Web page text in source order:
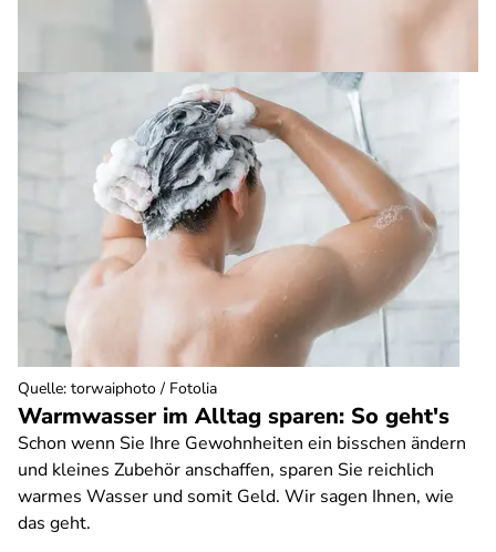
Warmwasser im Alltag sparen: So geht's
Schon wenn Sie Ihre Gewohnheiten ein bisschen ändern
und kleines Zubehör anschaffen, sparen Sie reichlich
warmes Wasser und somit Geld. Wir sagen Ihnen, wie
das geht.
Quelle: torwaiphoto / Fotolia